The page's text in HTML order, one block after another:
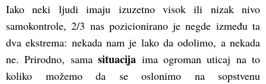
Iako neki ljudi imaju izuzetno visok ili nizak nivo
samokontrole, 2/3 nas pozicionirano je negde između ta
dva ekstrema: nekada nam je lako da odolimo, a nekada
ne. Prirodno, samasituacija ima ogroman uticaj na to
koliko možemo da se oslonimo na sopstvenu